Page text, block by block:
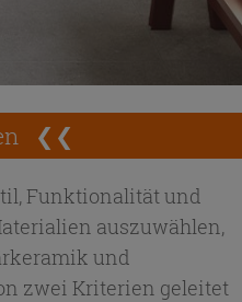
❮❮
Funktionalität und
auszuwählen,
und
zwei Kriterien geleitet